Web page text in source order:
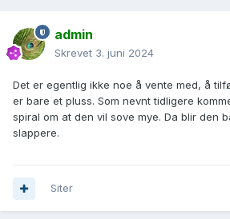
admin
Skrevet 3. juni 2024
Det er egentlig ikke noe å vente med, å
er bare et pluss. Som nevnt tidligere
spiral om at den vil sove mye. Da blir den
slappere.
Siter